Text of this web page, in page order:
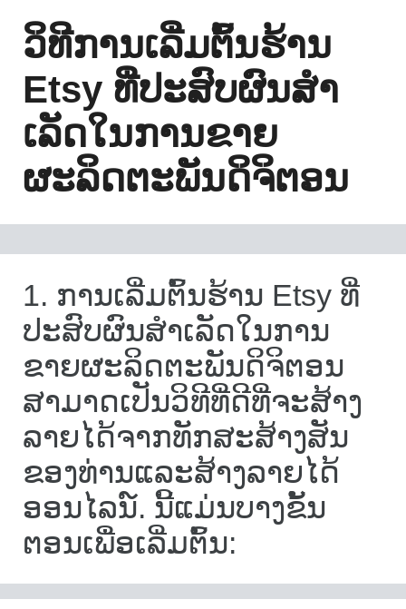
ວິທີການເລີ່ມຕົ້ນຮ້ານ
Etsy ທີ່ປະສົບຜົນສໍາ
ເລັດໃນການຂາຍ
ຜະລິດຕະພັນດິຈິຕອນ
1. ການເລີ່ມຕົ້ນຮ້ານ Etsy ທີ່
ປະສົບຜົນສໍາເລັດໃນການ
ຂາຍຜະລິດຕະພັນດິຈິຕອນ
ສາມາດເປັນວິທີທີ່ດີທີ່ຈະສ້າງ
ລາຍໄດ້ຈາກທັກສະສ້າງສັນ
ຂອງທ່ານແລະສ້າງລາຍໄດ້
ອອນໄລນ໌. ນີ້ແມ່ນບາງຂັ້ນ
ຕອນເພື່ອເລີ່ມຕົ້ນ: